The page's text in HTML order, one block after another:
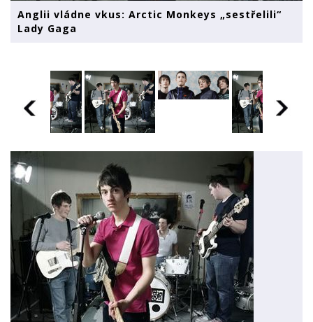
Anglii vládne vkus: Arctic Monkeys „sestřelili“
Lady Gaga